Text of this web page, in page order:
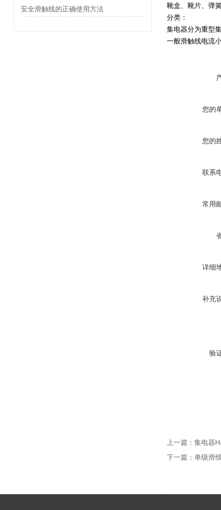
安全滑触线的正确使用方法
靴盒、靴片、弹
分类：
集电器分为重型
一般滑触线电流
您的
您的
联系
常用
详细
补充
验
上一篇： 集电器
下一篇： 单级滑